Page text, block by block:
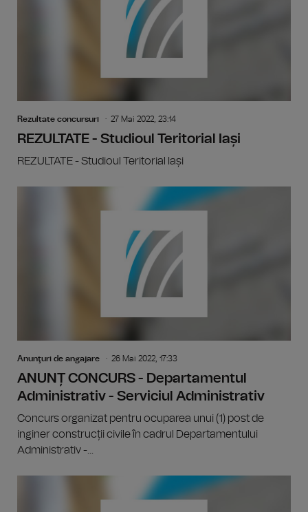
Rezultate concursuri 27 Mai 2022, 23:14
REZULTATE - Studioul Teritorial Iași
REZULTATE - Studioul Teritorial Iași
Anunţuri de angajare 26 Mai 2022, 17:33
ANUNȚ CONCURS - Departamentul
Administrativ - Serviciul Administrativ
Concurs organizat pentru ocuparea unui (1) post de
inginer construcții civile în cadrul Departamentului
Administrativ -...